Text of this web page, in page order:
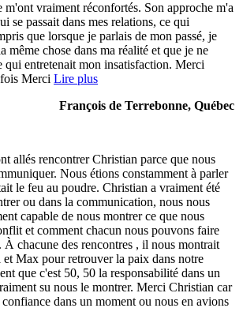
m'ont vraiment réconfortés. Son approche m'a
se passait dans mes relations, ce qui
que lorsque je parlais de mon passé, je
même chose dans ma réalité et que je ne
qui entretenait mon insatisfaction. Merci
Merci Lire plus
François de Terrebonne, Québec
allés rencontrer Christian parce que nous
Nous étions constamment à parler
le feu au poudre. Christian a vraiment été
ou dans la communication, nous nous
capable de nous montrer ce que nous
et comment chacun nous pouvons faire
À chacune des rencontres , il nous montrait
et Max pour retrouver la paix dans notre
que c'est 50, 50 la responsabilité dans un
su nous le montrer. Merci Christian car
dans un moment ou nous en avions